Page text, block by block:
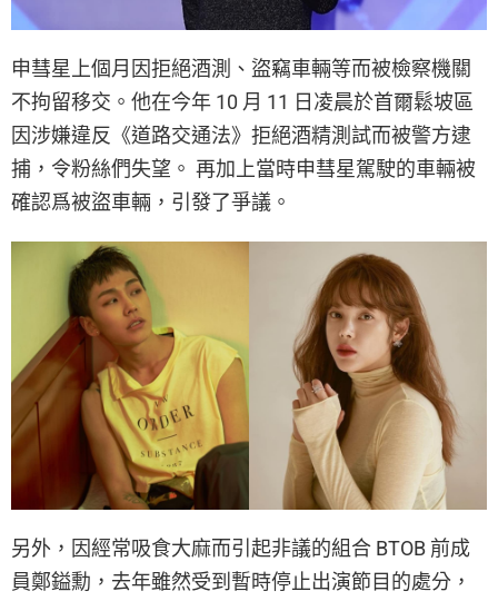
申彗星上個月因拒絕酒測、盜竊車輛等而被檢察機關
不拘留移交。他在今年 10 月 11 日凌晨於首爾鬆坡區
因涉嫌違反《道路交通法》拒絕酒精測試而被警方逮
捕，令粉絲們失望。 再加上當時申彗星駕駛的車輛被
確認爲被盜車輛，引發了爭議。
另外，因經常吸食大麻而引起非議的組合 BTOB 前成
員鄭鎰勳，去年雖然受到暫時停止出演節目的處分，